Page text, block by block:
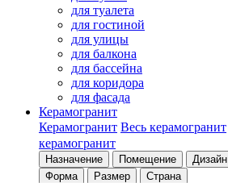
для туалета
для гостиной
для улицы
для балкона
для бассейна
для коридора
для фасада
Керамогранит
Керамогранит Весь керамогранит
керамогранит
Назначение Помещение Дизайн
Форма
Размер Страна